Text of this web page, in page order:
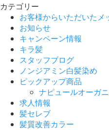
カテゴリー
お客様からいただいたメ
お知らせ
キャンペーン情報
キラ髪
スタッフブログ
ノンジアミン白髪染め
ピックアップ商品
ナピュールオーガ
求人情報
髪セレブ
髪質改善カラー